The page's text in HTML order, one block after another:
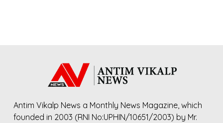
Antim Vikalp News a Monthly News Magazine, which
founded in 2003 (RNI No:UPHIN/10651/2003) by Mr.